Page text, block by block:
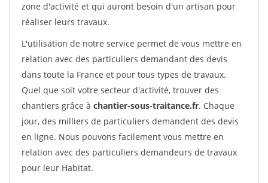
zone d'activité et qui auront besoin d'un artisan pour
réaliser leurs travaux.
L'utilisation de notre service permet de vous mettre en
relation avec des particuliers demandant des devis
dans toute la France et pour tous types de travaux.
Quel que soit votre secteur d'activité, trouver des
chantiers grâce à chantier-sous-traitance.fr. Chaque
jour, des milliers de particuliers demandent des devis
en ligne. Nous pouvons facilement vous mettre en
relation avec des particuliers demandeurs de travaux
pour leur Habitat.